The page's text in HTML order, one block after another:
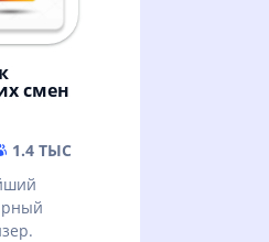
смен
1.4 ТЫС